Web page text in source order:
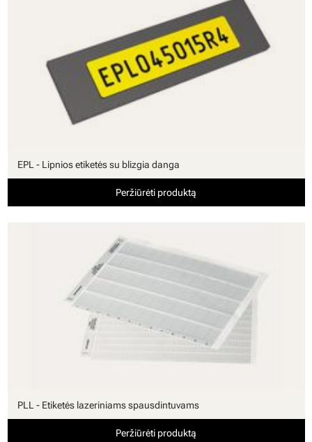
EPL - Lipnios etiketės su blizgia danga
Peržiūrėti produktą
PLL - Etiketės lazeriniams spausdintuvams
Peržiūrėti produktą